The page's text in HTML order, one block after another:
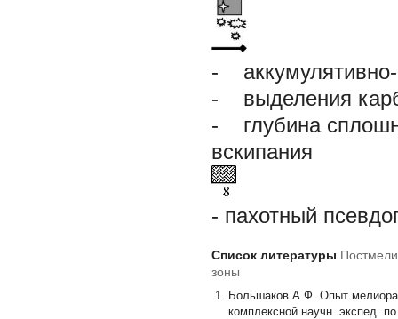
- аккумулятивно-
- выделения
- глубина
вскипания
- пахотный
Список литературы
зоны
Большаков А.Ф. Опыт
комплексной научн. экспед.